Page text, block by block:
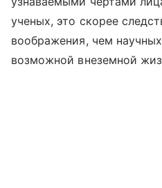
ученых, это скорее
воображения, чем
возможной внеземной